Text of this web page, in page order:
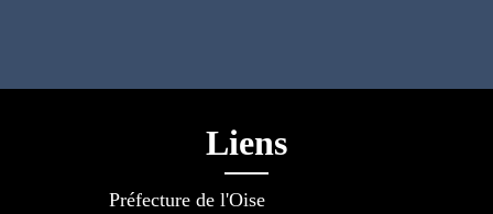
Liens
Préfecture de l'Oise